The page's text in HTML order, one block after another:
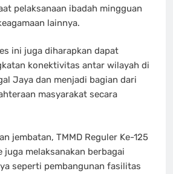
pelaksanaan ibadah mingguan
lainnya.
ini juga diharapkan dapat
konektivitas antar wilayah di
Jaya dan menjadi bagian dari
masyarakat secara
jembatan, TMMD Reguler Ke-125
juga melaksanakan berbagai
seperti pembangunan fasilitas